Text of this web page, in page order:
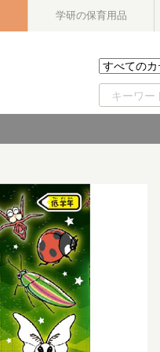
学研の保育用品